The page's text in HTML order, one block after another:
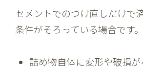
セメントでのつけ直しだけで
条件がそろっている場合です。
詰め物自体に変形や破損が